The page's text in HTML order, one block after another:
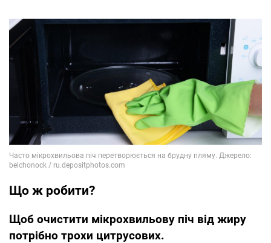
Що ж робити?
Щоб очистити мікрохвильову піч від жиру
потрібно трохи цитрусових.